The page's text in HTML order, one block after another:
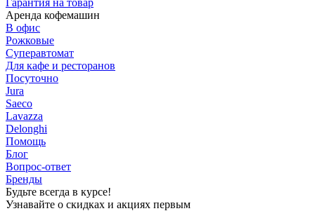
Аренда кофемашин
В офис
Рожковые
Суперавтомат
Для кафе и ресторанов
Посуточно
Jura
Saeco
Lavazza
Delonghi
Помощь
Блог
Вопрос-ответ
Бренды
Будьте всегда в курсе!
Узнавайте о скидках и акциях первым